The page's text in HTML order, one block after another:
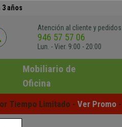
3 años
Atención al cliente y pedidos
946 57 57 06
Lun. - Vier. 9:00 - 20:00
Mobiliario de
Oficina
Tiempo Limitado - Ver Promo -